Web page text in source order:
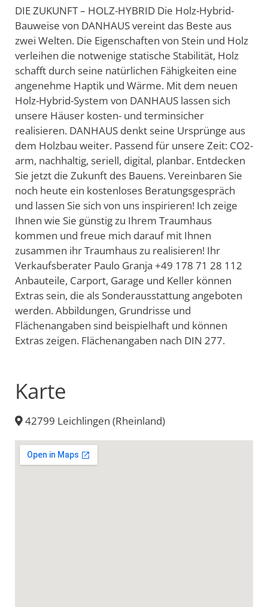
DIE ZUKUNFT – HOLZ-HYBRID Die Holz-Hybrid-
Bauweise von DANHAUS vereint das Beste aus
zwei Welten. Die Eigenschaften von Stein und Holz
verleihen die notwenige statische Stabilität, Holz
schafft durch seine natürlichen Fähigkeiten eine
angenehme Haptik und Wärme. Mit dem neuen
Holz-Hybrid-System von DANHAUS lassen sich
unsere Häuser kosten- und terminsicher
realisieren. DANHAUS denkt seine Ursprünge aus
dem Holzbau weiter. Passend für unsere Zeit: CO2-
arm, nachhaltig, seriell, digital, planbar. Entdecken
Sie jetzt die Zukunft des Bauens. Vereinbaren Sie
noch heute ein kostenloses Beratungsgespräch
und lassen Sie sich von uns inspirieren! Ich zeige
Ihnen wie Sie günstig zu Ihrem Traumhaus
kommen und freue mich darauf mit Ihnen
zusammen ihr Traumhaus zu realisieren! Ihr
Verkaufsberater Paulo Granja +49 178 71 28 112
Anbauteile, Carport, Garage und Keller können
Extras sein, die als Sonderausstattung angeboten
werden. Abbildungen, Grundrisse und
Flächenangaben sind beispielhaft und können
Extras zeigen. Flächenangaben nach DIN 277.
Karte
42799 Leichlingen (Rheinland)